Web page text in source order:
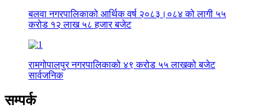
बलवा नगरपालिकाको आर्थिक वर्ष २०८३।०८४ को लागी ५५
करोड १२ लाख ५८ हजार बजेट
रामगोपालपुर नगरपालिकाको ४९ करोड ५५ लाखको बजेट
सार्वजनिक
सम्पर्क